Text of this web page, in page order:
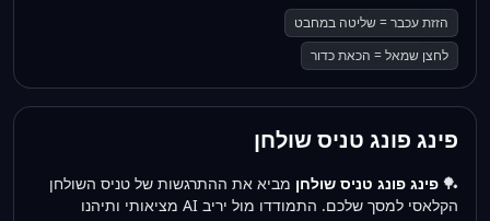
הזזת עכבר = שליטה במחבט
לחצן שמאל = הכאת כדור
פינג פונג טניס שולחן
🏓 פינג פונג טניס שולחן מביא את ההתרגשות של טניס השולחן
הקלאסי למסך שלכם. התמודדו מול יריב AI מציאותי ותיהנו